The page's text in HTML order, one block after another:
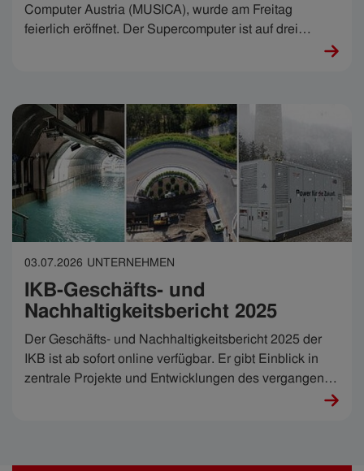
Computer Austria (MUSICA), wurde am Freitag
feierlich eröffnet. Der Supercomputer ist auf drei
Standorte verteilt: Innsbruck, Linz und Wien und steht
Universitäten können auch den laufenden Betrieb des
Hochleistungsrechners treffen.
03.07.2026 UNTERNEHMEN
IKB-Geschäfts- und
Nachhaltigkeitsbericht 2025
Der Geschäfts- und Nachhaltigkeitsbericht 2025 der
IKB ist ab sofort online verfügbar. Er gibt Einblick in
zentrale Projekte und Entwicklungen des vergangenen